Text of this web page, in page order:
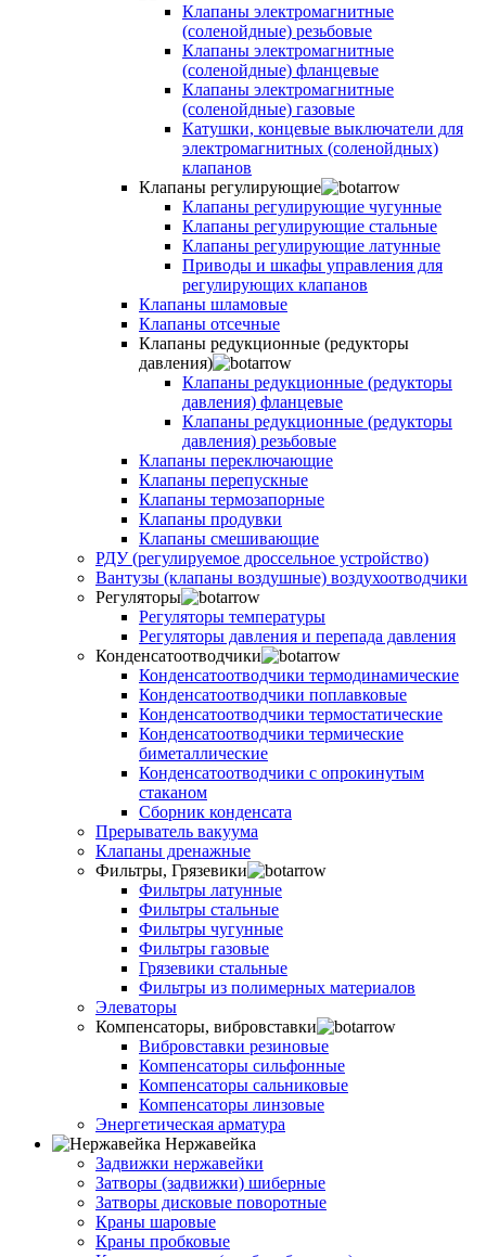
Клапаны электромагнитные
(соленойдные) резьбовые
Клапаны электромагнитные
(соленойдные) фланцевые
Клапаны электромагнитные
(соленойдные) газовые
Катушки, концевые выключатели для
электромагнитных (соленойдных)
клапанов
Клапаны регулирующие
Клапаны регулирующие чугунные
Клапаны регулирующие стальные
Клапаны регулирующие латунные
Приводы и шкафы управления для
регулирующих клапанов
Клапаны шламовые
Клапаны отсечные
Клапаны редукционные (редукторы
давления)
Клапаны редукционные (редукторы
давления) фланцевые
Клапаны редукционные (редукторы
давления) резьбовые
Клапаны переключающие
Клапаны перепускные
Клапаны термозапорные
Клапаны продувки
Клапаны смешивающие
РДУ (регулируемое дроссельное устройство)
Вантузы (клапаны воздушные) воздухоотводчики
Регуляторы
Регуляторы температуры
Регуляторы давления и перепада давления
Конденсатоотводчики
Конденсатоотводчики термодинамические
Конденсатоотводчики поплавковые
Конденсатоотводчики термостатические
Конденсатоотводчики термические
биметаллические
Конденсатоотводчики с опрокинутым
стаканом
Сборник конденсата
Прерыватель вакуума
Клапаны дренажные
Фильтры, Грязевики
Фильтры латунные
Фильтры стальные
Фильтры чугунные
Фильтры газовые
Грязевики стальные
Фильтры из полимерных материалов
Элеваторы
Компенсаторы, вибровставки
Вибровставки резиновые
Компенсаторы сильфонные
Компенсаторы сальниковые
Компенсаторы линзовые
Энергетическая арматура
Нержавейка
Задвижки нержавейки
Затворы (задвижки) шиберные
Затворы дисковые поворотные
Краны шаровые
Краны пробковые